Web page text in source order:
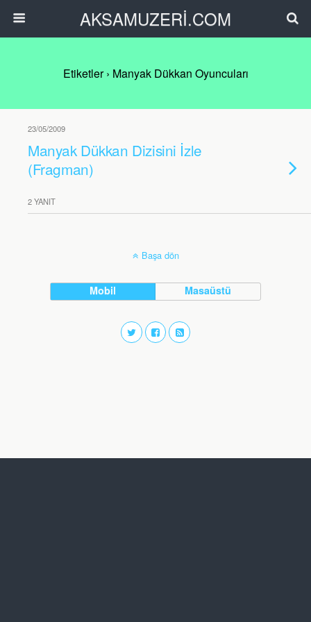
AKSAMUZERİ.COM
Etiketler › Manyak Dükkan Oyuncuları
23/05/2009
Manyak Dükkan Dizisini İzle
(Fragman)
2 YANIT
Başa dön
Mobil Masaüstü